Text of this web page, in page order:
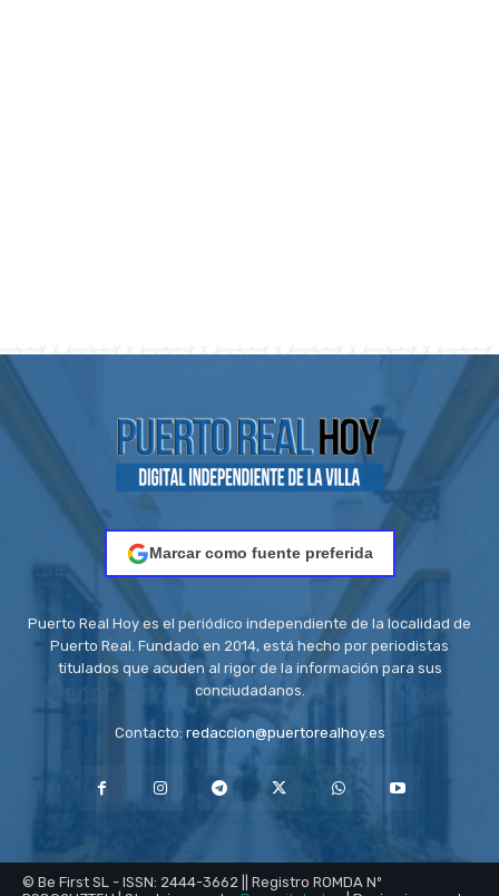
Marcar como fuente preferida
Puerto Real Hoy es el periódico independiente de la localidad de
Puerto Real. Fundado en 2014, está hecho por periodistas
titulados que acuden al rigor de la información para sus
conciudadanos.
Contacto: redaccion@puertorealhoy.es
© Be First SL - ISSN: 2444-3662 || Registro ROMDA Nº